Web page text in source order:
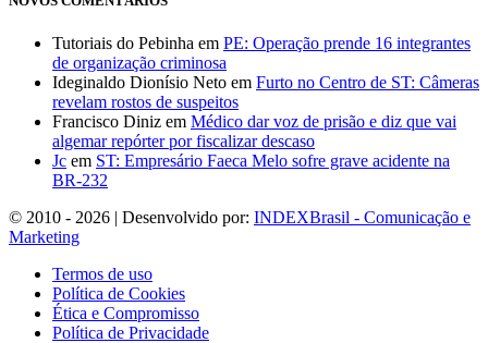
Tutoriais do Pebinha em PE: Operação prende 16 integrantes
de organização criminosa
Ideginaldo Dionísio Neto em Furto no Centro de ST: Câmeras
revelam rostos de suspeitos
Francisco Diniz em Médico dar voz de prisão e diz que vai
algemar repórter por fiscalizar descaso
Jc em ST: Empresário Faeca Melo sofre grave acidente na
BR-232
© 2010 - 2026 | Desenvolvido por: INDEXBrasil - Comunicação e
Marketing
Termos de uso
Política de Cookies
Ética e Compromisso
Política de Privacidade